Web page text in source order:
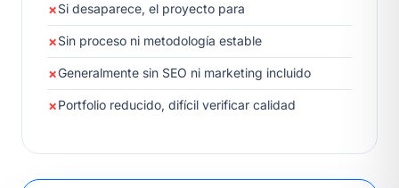
Si desaparece, el proyecto para
Sin proceso ni metodología estable
Generalmente sin SEO ni marketing incluido
Portfolio reducido, difícil verificar calidad